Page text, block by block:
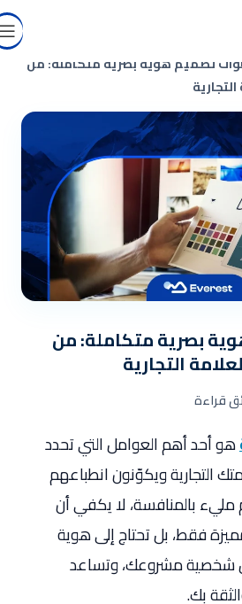
تصميم هوية بصرية متكاملة: من
بصرية متكاملة: من
التجارية
هو أحد أهم العوامل التي تحدد
التجارية ويكوّنون انطباعهم
بالمنافسة، لا يكفي أن
فقط، بل تحتاج إلى هوية
شخصية مشروعك، وتساعد
بك.